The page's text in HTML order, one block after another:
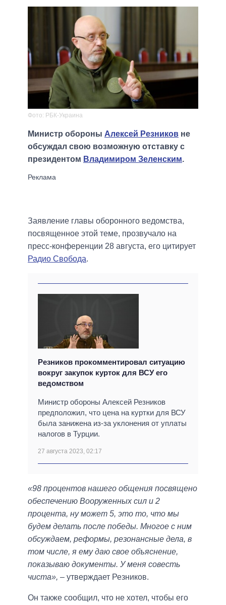
Фото: РБК-Украина
Министр обороны Алексей Резников не
обсуждал свою возможную отставку с
президентом Владимиром Зеленским.
Заявление главы оборонного ведомства,
посвященное этой теме, прозвучало на
пресс-конференции 28 августа, его цитирует
Радио Свобода.
Резников прокомментировал ситуацию
вокруг закупок курток для ВСУ его
ведомством
Министр обороны Алексей Резников
предположил, что цена на куртки для ВСУ
была занижена из-за уклонения от уплаты
налогов в Турции.
27 августа 2023, 02:17
«98 процентов нашего общения посвящено
обеспечению Вооруженных сил и 2
процента, ну может 5, это то, что мы
будем делать после победы. Многое с ним
обсуждаем, реформы, резонансные дела, в
том числе, я ему даю свое объяснение,
показываю документы. У меня совесть
чиста», – утверждает Резников.
Он также сообщил, что не хотел, чтобы его